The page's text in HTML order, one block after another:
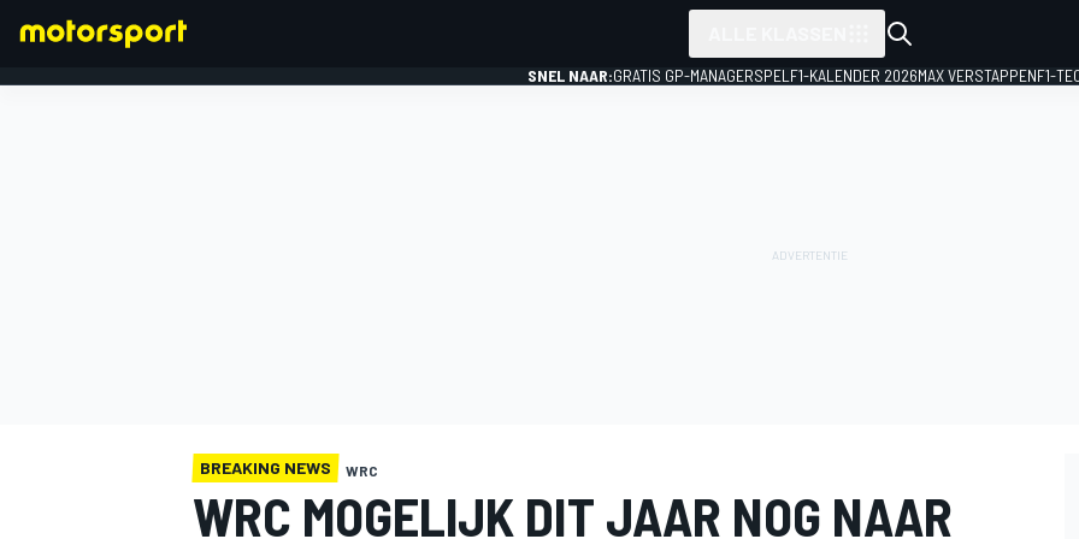
SNEL NAAR:GRATIS GP-MANAGERSPEL F1-KALENDER 2026MAX VERSTAPPENF1-
BREAKING NEWS WRC
WRC MOGELIJK DIT JAAR NOG NAAR